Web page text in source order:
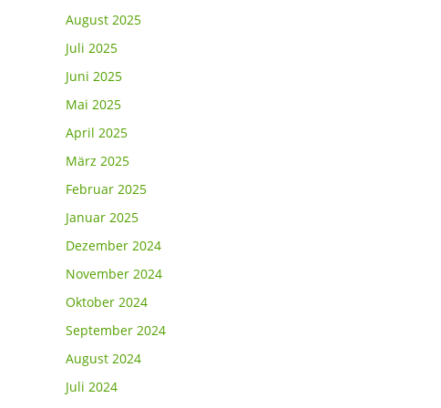
August 2025
Juli 2025
Juni 2025
Mai 2025
April 2025
März 2025
Februar 2025
Januar 2025
Dezember 2024
November 2024
Oktober 2024
September 2024
August 2024
Juli 2024